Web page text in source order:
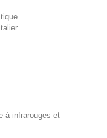
à infrarouges et